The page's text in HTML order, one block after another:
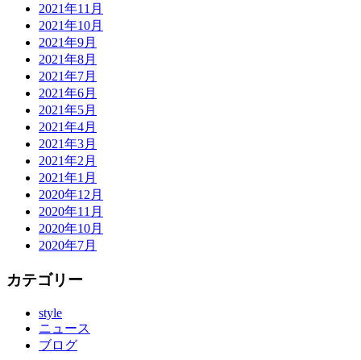
2021年11月
2021年10月
2021年9月
2021年8月
2021年7月
2021年6月
2021年5月
2021年4月
2021年3月
2021年2月
2021年1月
2020年12月
2020年11月
2020年10月
2020年7月
カテゴリー
style
ニュース
ブログ